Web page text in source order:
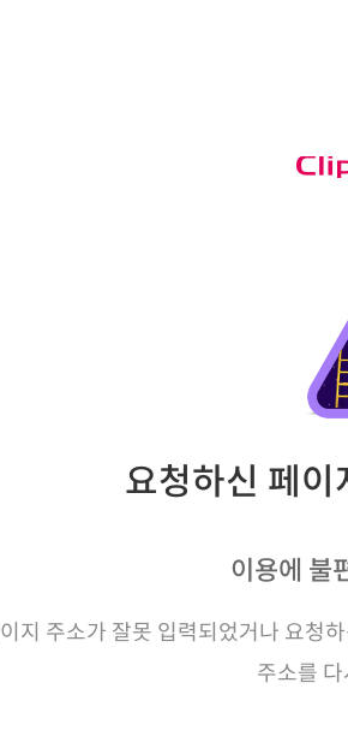
요청하신 페
이용에 불
지 주소가 잘못 입력되었거나 요청
주소를